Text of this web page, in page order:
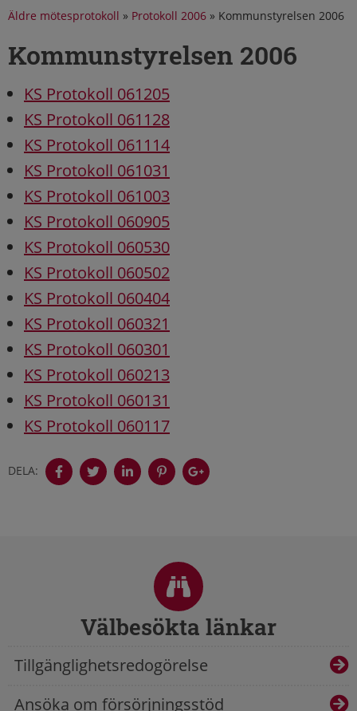
Äldre mötesprotokoll » Protokoll 2006 » Kommunstyrelsen 2006
Kommunstyrelsen 2006
KS Protokoll 061205
KS Protokoll 061128
KS Protokoll 061114
KS Protokoll 061031
KS Protokoll 061003
KS Protokoll 060905
KS Protokoll 060530
KS Protokoll 060502
KS Protokoll 060404
KS Protokoll 060321
KS Protokoll 060301
KS Protokoll 060213
KS Protokoll 060131
KS Protokoll 060117
DELA:
Välbesökta länkar
Tillgänglighetsredogörelse
Ansöka om försörjningsstöd